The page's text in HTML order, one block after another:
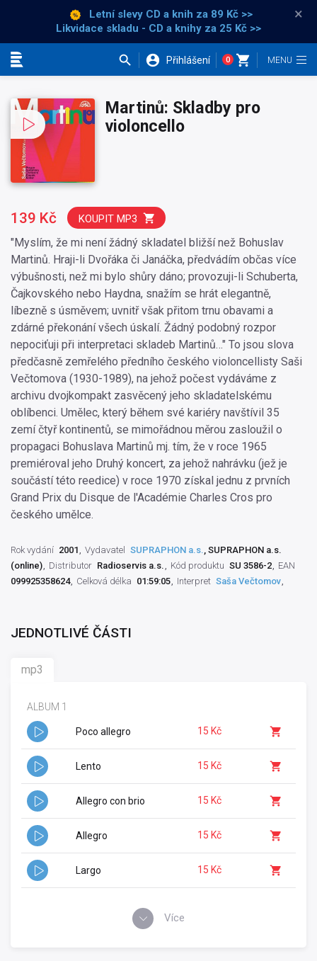
Letní slevy CD a knih za 89 Kč >>
Likvidace skladu - CD a knihy za 25 Kč >>
×
Přihlášení 0
Martinů: Skladby pro
violoncello
"Myslím, že mi není žádný skladatel bližší než Bohuslav
Martinů. Hraji-li Dvořáka či Janáčka, předvádím občas více
výbušnosti, než mi bylo shůry dáno; provozuji-li Schuberta,
Čajkovského nebo Haydna, snažím se hrát elegantně,
líbezně s úsměvem; uvnitř však přitom trnu obavami a
zdárné překonání všech úskalí. Žádný podobný rozpor
nepociťuji při interpretaci skladeb Martinů…" To jsou slova
předčasně zemřelého předního českého violoncellisty Saši
Večtomova (1930-1989), na jehož počest vydáváme z
archivu dvojkompakt zasvěcený jeho skladatelskému
oblíbenci. Umělec, který během své kariéry navštívil 35
zemí čtyř kontinentů, se mimořádnou měrou zasloužil o
propagaci Bohuslava Martinů mj. tím, že v roce 1965
premiéroval jeho Druhý koncert, za jehož nahrávku (jež je
součástí této reedice) v roce 1970 získal jednu z prvních
Grand Prix du Disque de l'Académie Charles Cros pro
českého umělce.
139 Kč KOUPIT MP3
Rok vydání 2001 Vydavatel SUPRAPHON a.s., SUPRAPHON a.s.
(online)
Distributor Radioservis a.s. Kód produktu SU 3586-2
EAN
099925358624
Celková délka 01:59:05 Interpret Saša Večtomov
JEDNOTLIVÉ ČÁSTI
mp3
ALBUM 1
Poco allegro 15 Kč
Lento 15 Kč
Allegro con brio 15 Kč
Allegro 15 Kč
Largo 15 Kč
Více